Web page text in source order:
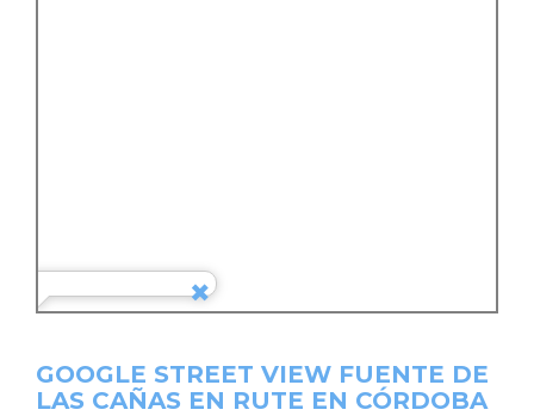
GOOGLE STREET VIEW FUENTE DE
LAS CAÑAS EN RUTE EN CÓRDOBA